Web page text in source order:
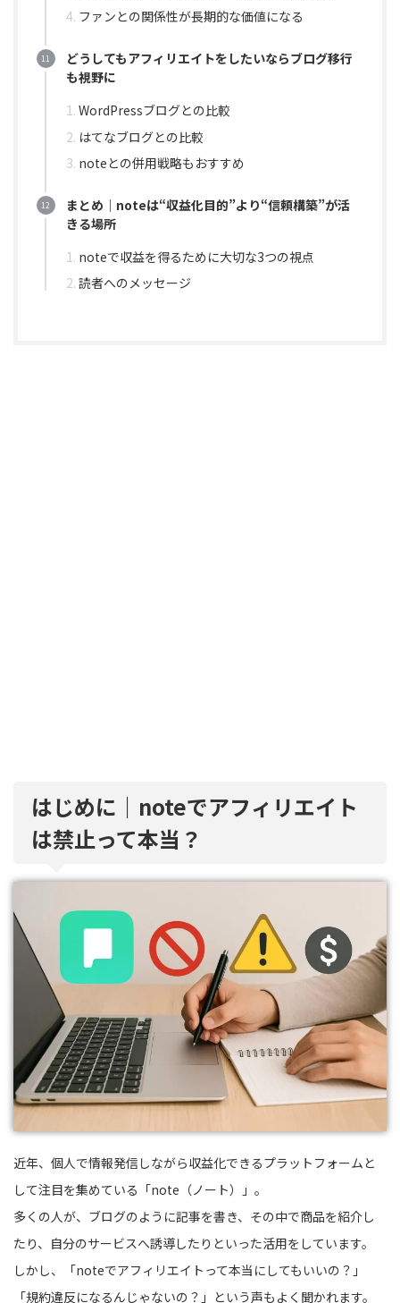
ファンとの関係性が長期的な価値になる
どうしてもアフィリエイトをしたいならブログ移行
も視野に
WordPressブログとの比較
はてなブログとの比較
noteとの併用戦略もおすすめ
まとめ｜noteは“収益化目的”より“信頼構築”が活
きる場所
noteで収益を得るために大切な3つの視点
読者へのメッセージ
はじめに｜noteでアフィリエイト
は禁止って本当？
近年、個人で情報発信しながら収益化できるプラットフォームと
して注目を集めている「note（ノート）」。
多くの人が、ブログのように記事を書き、その中で商品を紹介し
たり、自分のサービスへ誘導したりといった活用をしています。
しかし、「noteでアフィリエイトって本当にしてもいいの？」
「規約違反になるんじゃないの？」という声もよく聞かれます。